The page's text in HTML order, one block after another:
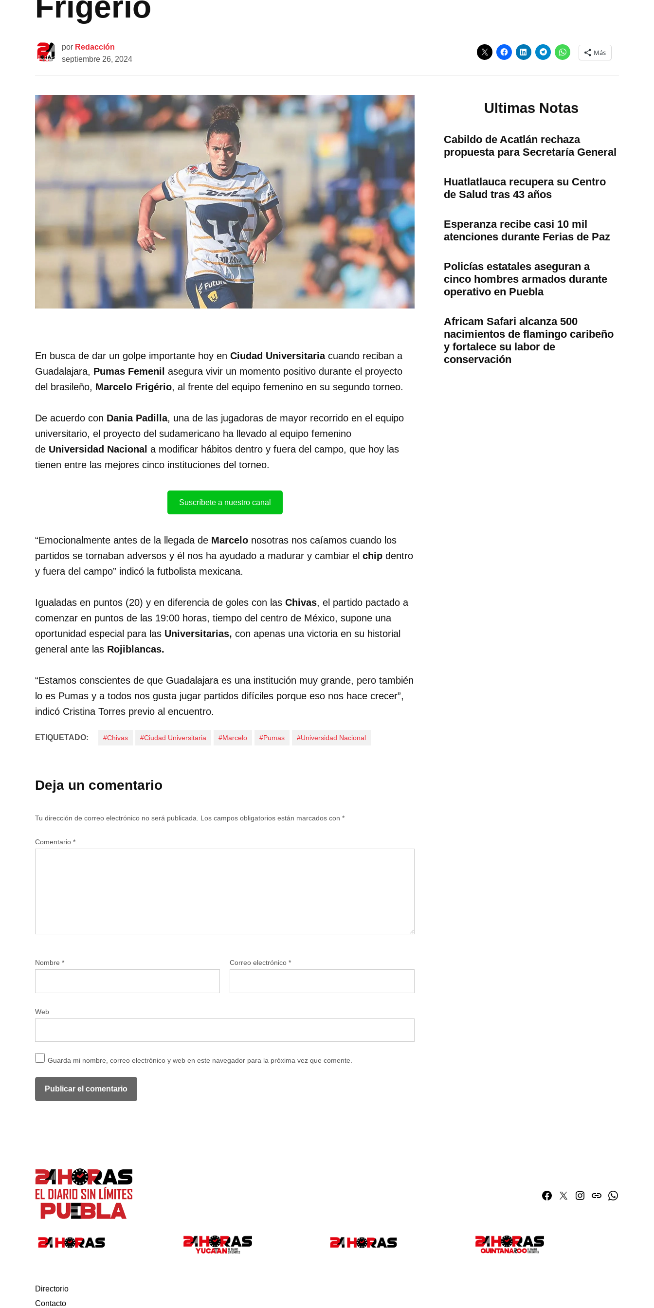
por Redacción
septiembre 26, 2024
Más
En busca de dar un golpe importante hoy en Ciudad Universitariacuando reciban a
Guadalajara, Pumas Femenil asegura vivir un momento positivo durante el proyecto
del brasileño, Marcelo Frigério, al frente del equipo femenino en su segundo torneo.
De acuerdo con Dania Padilla, una de las jugadoras de mayor recorrido en el equipo
universitario, el proyecto del sudamericano ha llevado al equipo femenino
de Universidad Nacional a modificar hábitos dentro y fuera del campo, que hoy las
tienen entre las mejores cinco instituciones del torneo.
Suscríbete a nuestro canal
“Emocionalmente antes de la llegada de Marcelo nosotras nos caíamos cuando los
partidos se tornaban adversos y él nos ha ayudado a madurar y cambiar el chip dentro
y fuera del campo” indicó la futbolista mexicana.
Igualadas en puntos (20) y en diferencia de goles con las Chivas, el partido pactado a
comenzar en puntos de las 19:00 horas, tiempo del centro de México, supone una
oportunidad especial para las Universitarias, con apenas una victoria en su historial
general ante las Rojiblancas.
“Estamos conscientes de que Guadalajara es una institución muy grande, pero también
lo es Pumas y a todos nos gusta jugar partidos difíciles porque eso nos hace crecer”,
indicó Cristina Torres previo al encuentro.
ETIQUETADO: #Chivas #Ciudad Universitaria #Marcelo #Pumas #Universidad Nacional
Deja un comentario
Tu dirección de correo electrónico no será publicada. Los campos obligatorios están marcados con *
Comentario *
Nombre * Correo electrónico *
Web
Guarda mi nombre, correo electrónico y web en este navegador para la próxima vez que comente.
Ultimas Notas
Cabildo de Acatlán rechaza
propuesta para Secretaría General
Huatlatlauca recupera su Centro
de Salud tras 43 años
Esperanza recibe casi 10 mil
atenciones durante Ferias de Paz
Policías estatales aseguran a
cinco hombres armados durante
operativo en Puebla
Africam Safari alcanza 500
nacimientos de flamingo caribeño
y fortalece su labor de
conservación
Facebook
TwitterInstagram
issuuWhatsapp
Directorio
Contacto